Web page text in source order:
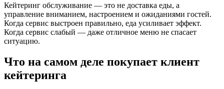
Кейтеринг обслуживание — это не доставка еды, а
управление вниманием, настроением и ожиданиями гостей.
Когда сервис выстроен правильно, еда усиливает эффект.
Когда сервис слабый — даже отличное меню не спасает
ситуацию.
Что на самом деле покупает клиент
кейтеринга